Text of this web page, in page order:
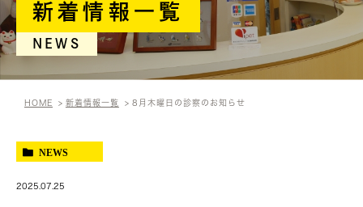
新着情報一覧
NEWS
HOME 新着情報一覧 8月木曜日の診察のお知らせ
NEWS
2025.07.25